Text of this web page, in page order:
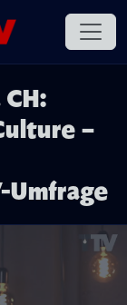
–
Umfrage